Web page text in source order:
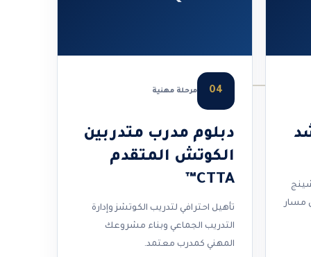
مسار
04 مرحلة مهنية
دبلوم مدرب متدربين
الكوتش المتقدم
CTTA™
تأهيل احترافي لتدريب الكوتشز وإدارة
التدريب الجماعي وبناء مشروعك
المهني كمدرب معتمد.